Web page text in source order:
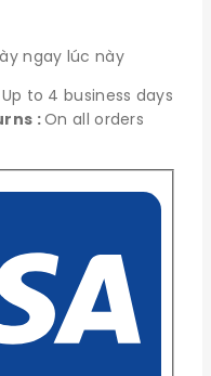
ngay lúc này
Up to 4 business days
:On all orders